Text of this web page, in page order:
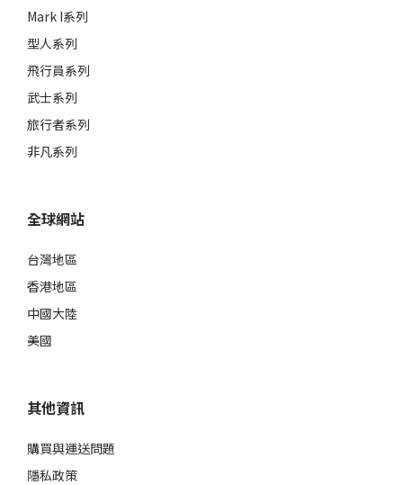
Mark I系列
型人系列
飛行員系列
武士系列
旅行者系列
非凡系列
全球網站
台灣地區
香港地區
中國大陸
美國
其他資訊
購買與運送問題
隱私政策